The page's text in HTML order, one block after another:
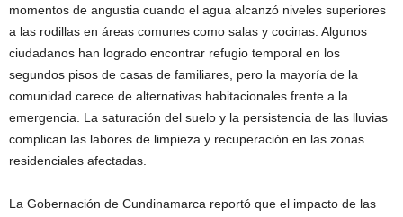
momentos de angustia cuando el agua alcanzó niveles superiores
a las rodillas en áreas comunes como salas y cocinas. Algunos
ciudadanos han logrado encontrar refugio temporal en los
segundos pisos de casas de familiares, pero la mayoría de la
comunidad carece de alternativas habitacionales frente a la
emergencia. La saturación del suelo y la persistencia de las lluvias
complican las labores de limpieza y recuperación en las zonas
residenciales afectadas.
La Gobernación de Cundinamarca reportó que el impacto de las